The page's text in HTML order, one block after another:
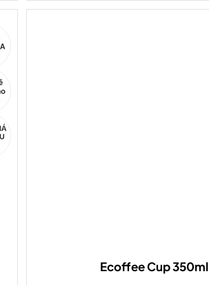
potěší všechny, kdo si...
Ecoffee Cup 350ml